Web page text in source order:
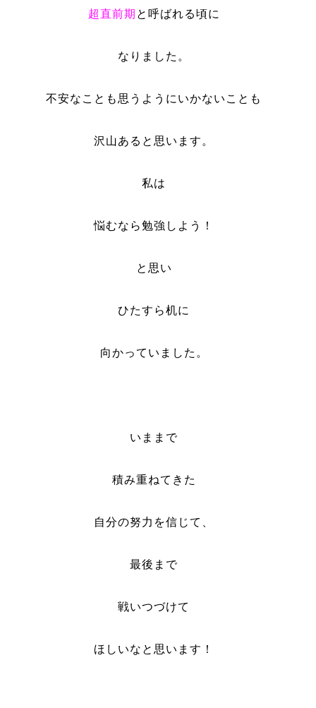
超直前期 と呼ばれる頃に
なりました。
不安なことも思うようにいかないことも
沢山あると思います。
私は
悩むなら勉強しよう！
と思い
ひたすら机に
向かっていました。
いままで
積み重ねてきた
自分の努力を信じて、
最後まで
戦いつづけて
ほしいなと思います！